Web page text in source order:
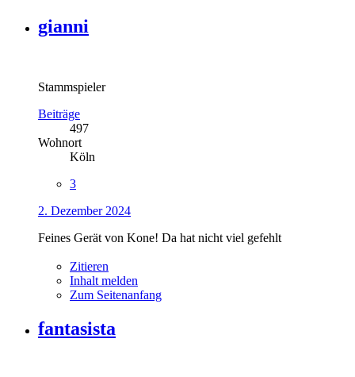
gianni
Stammspieler
Beiträge
497
Wohnort
Köln
3
2. Dezember 2024
Feines Gerät von Kone! Da hat nicht viel gefehlt
Zitieren
Inhalt melden
Zum Seitenanfang
fantasista